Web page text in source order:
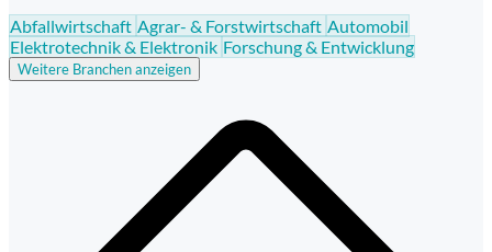
Abfallwirtschaft Agrar- & Forstwirtschaft Automobil
Elektrotechnik & Elektronik Forschung & Entwicklung
Weitere Branchen anzeigen